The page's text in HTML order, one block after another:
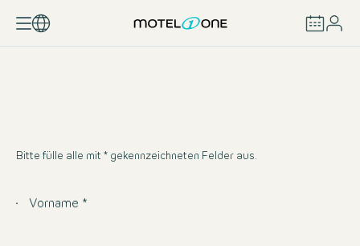
Bitte fülle alle mit * gekennzeichneten Felder aus.
Vorname *